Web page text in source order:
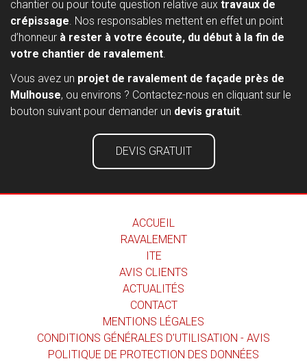
chantier ou pour toute question relative aux travaux de
crépissage. Nos responsables mettent en effet un point
d’honneur à rester à votre écoute, du début à la fin de
votre chantier de ravalement.
Vous avez un projet de ravalement de façade près de
Mulhouse, ou environs ? Contactez-nous en cliquant sur le
bouton suivant pour demander un devis gratuit.
DEVIS GRATUIT
ACCUEIL
RAVALEMENT
ITE
AVIS CLIENTS
ACTUALITÉS
CONTACT
MENTIONS LÉGALES
CONDITIONS GÉNÉRALES D'UTILISATION - AVIS
POLITIQUE DE PROTECTION DES DONNÉES